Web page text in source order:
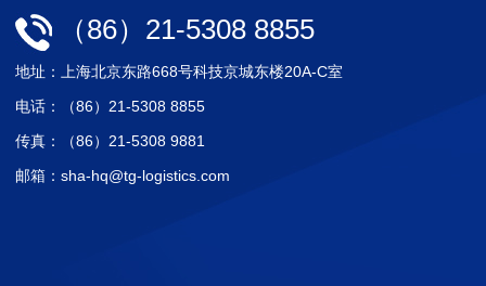
（86）21-5308 8855
地址：上海北京东路668号科技京城东楼20A-C室
电话：（86）21-5308 8855
传真：（86）21-5308 9881
邮箱：sha-hq@tg-logistics.com